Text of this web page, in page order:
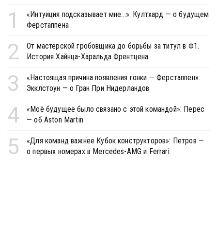
1
«Интуиция подсказывает мне...»: Култхард — о будущем
Ферстаппена
2
От мастерской гробовщика до борьбы за титул в Ф1.
История Хайнца-Харальда Френтцена
3
«Настоящая причина появления гонки — Ферстаппен»:
Экклстоун — о Гран При Нидерландов
4
«Моё будущее было связано с этой командой»: Перес
— об Aston Martin
5
«Для команд важнее Кубок конструкторов»: Петров —
о первых номерах в Mercedes-AMG и Ferrari